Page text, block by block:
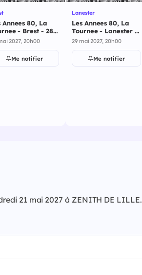
Annees 80, La
- Brest - 28
2027
2027, 20h00
Me notifier
Lanester
Les Annees 80, La
Tournee - Lanester -
29 mai 2027
29 mai 2027, 20h00
Me notifier
21 mai 2027 à ZENITH DE LILLE.